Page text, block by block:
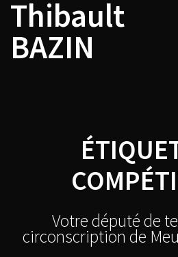
Skip
content
Thibault
BAZIN
Votre député de
circonscription de